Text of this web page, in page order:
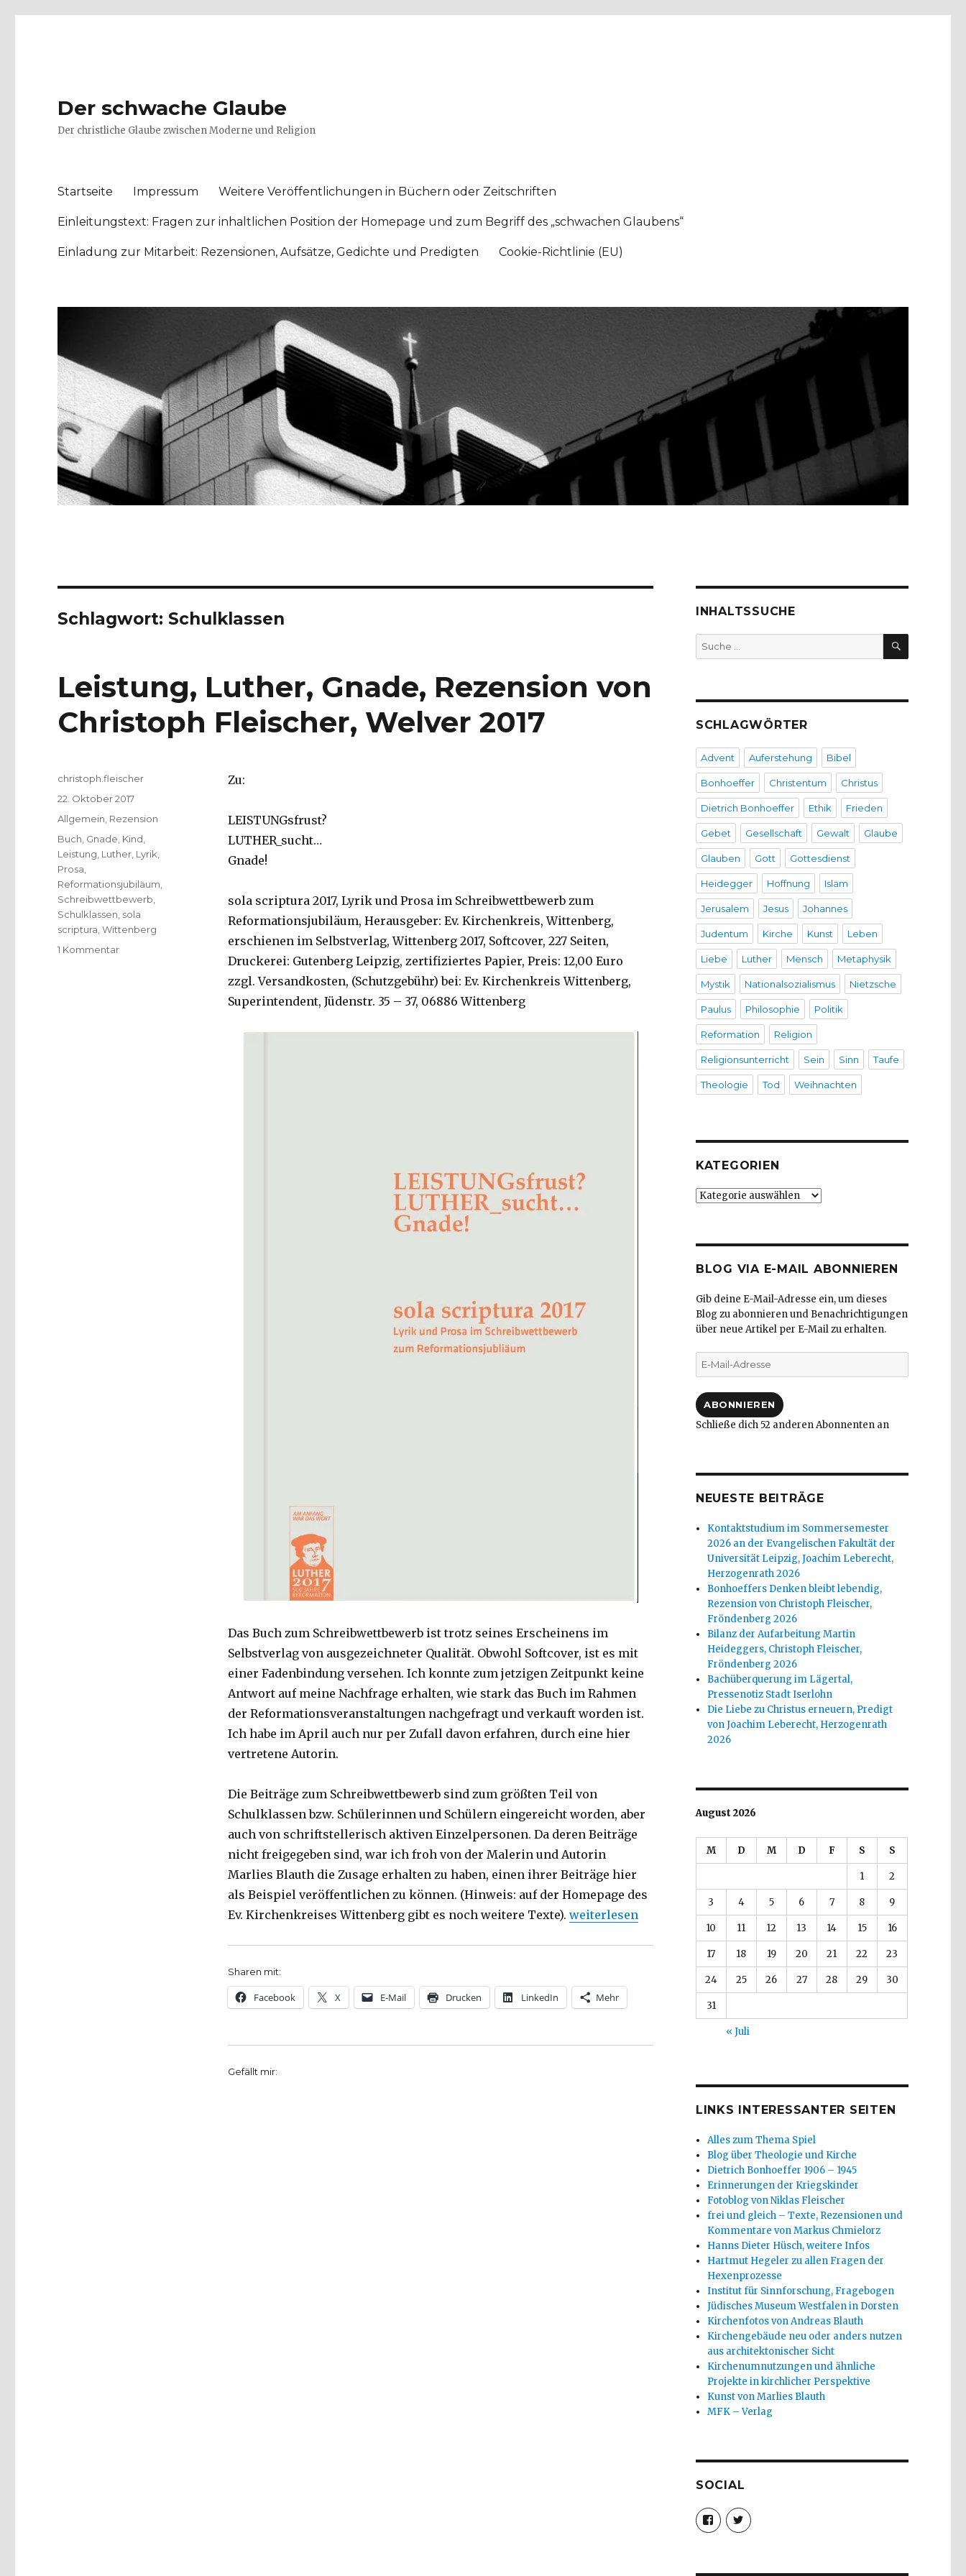
Der schwache Glaube
Der christliche Glaube zwischen Moderne und Religion
Startseite Impressum Weitere Veröffentlichungen in Büchern oder Zeitschriften
Einleitungstext: Fragen zur inhaltlichen Position der Homepage und zum Begriff des „schwachen Glaubens“
Einladung zur Mitarbeit: Rezensionen, Aufsätze, Gedichte und Predigten Cookie-Richtlinie (EU)
Schlagwort: Schulklassen
Leistung, Luther, Gnade, Rezension von
Christoph Fleischer, Welver 2017
Zu:
LEISTUNGsfrust?
LUTHER_sucht…
Gnade!
sola scriptura 2017, Lyrik und Prosa im Schreibwettbewerb zum
Reformationsjubiläum, Herausgeber: Ev. Kirchenkreis, Wittenberg,
erschienen im Selbstverlag, Wittenberg 2017, Softcover, 227 Seiten,
Druckerei: Gutenberg Leipzig, zertifiziertes Papier, Preis: 12,00 Euro
zzgl. Versandkosten, (Schutzgebühr) bei: Ev. Kirchenkreis Wittenberg,
Superintendent, Jüdenstr. 35 – 37, 06886 Wittenberg
Das Buch zum Schreibwettbewerb ist trotz seines Erscheinens im
Selbstverlag von ausgezeichneter Qualität. Obwohl Softcover, ist es mit
einer Fadenbindung versehen. Ich konnte zum jetzigen Zeitpunkt keine
Antwort auf meine Nachfrage erhalten, wie stark das Buch im Rahmen
der Reformationsveranstaltungen nachgefragt und verkauft worden ist.
Ich habe im April auch nur per Zufall davon erfahren, durch eine hier
vertretene Autorin.
Die Beiträge zum Schreibwettbewerb sind zum größten Teil von
Schulklassen bzw. Schülerinnen und Schülern eingereicht worden, aber
auch von schriftstellerisch aktiven Einzelpersonen. Da deren Beiträge
nicht freigegeben sind, war ich froh von der Malerin und Autorin
Marlies Blauth die Zusage erhalten zu haben, einen ihrer Beiträge hier
als Beispiel veröffentlichen zu können. (Hinweis: auf der Homepage des
Ev. Kirchenkreises Wittenberg gibt es noch weitere Texte). „Leistung, Luther, Gnade, Rezension von Christoph Fleischer,
weiterlesen
Sharen mit:
Facebook X E-Mail Drucken LinkedIn Mehr
Gefällt mir:
Autor
christoph.fleischer
Veröffentlicht
am
22. Oktober 2017
Kategorien
Allgemein Rezension
Schlagwörter
Buch Gnade Kind
Leistung Luther Lyrik
Prosa
Reformationsjubiläum
Schreibwettbewerb
Schulklassen sola
scriptura ,Wittenberg
1 Kommentarzu
INHALTSSUCHE
Suche
nach:
SUCHEN
SCHLAGWÖRTER
Advent Auferstehung Bibel
Bonhoeffer Christentum Christus
Dietrich Bonhoeffer Ethik Frieden
Gebet Gesellschaft Gewalt Glaube
Glauben Gott Gottesdienst
Heidegger Hoffnung Islam
Jerusalem Jesus Johannes
Judentum Kirche Kunst Leben
Liebe Luther Mensch Metaphysik
Mystik Nationalsozialismus Nietzsche
Paulus Philosophie Politik
Reformation Religion
Religionsunterricht Sein Sinn Taufe
Theologie Tod Weihnachten
KATEGORIEN
Kategorien
BLOG VIA E-MAIL ABONNIEREN
Gib deine E-Mail-Adresse ein, um dieses
Blog zu abonnieren und Benachrichtigungen
über neue Artikel per E-Mail zu erhalten.
E-
Mail-
ABONNIEREN
Schließe dich 52 anderen Abonnenten an
NEUESTE BEITRÄGE
Kontaktstudium im Sommersemester
2026 an der Evangelischen Fakultät der
Universität Leipzig, Joachim Leberecht,
Herzogenrath 2026
Bonhoeffers Denken bleibt lebendig,
Rezension von Christoph Fleischer,
Fröndenberg 2026
Bilanz der Aufarbeitung Martin
Heideggers, Christoph Fleischer,
Fröndenberg 2026
Bachüberquerung im Lägertal,
Pressenotiz Stadt Iserlohn
Die Liebe zu Christus erneuern, Predigt
von Joachim Leberecht, Herzogenrath
2026
August 2026
M D M D F S S
1 2
3 4 5 6 7 8 9
10 11 12 13 14 15 16
17 18 19 20 21 22 23
24 25 26 27 28 29 30
31
« Juli
LINKS INTERESSANTER SEITEN
Alles zum Thema Spiel
Blog über Theologie und Kirche
Dietrich Bonhoeffer 1906 – 1945
Erinnerungen der Kriegskinder
Fotoblog von Niklas Fleischer
frei und gleich – Texte, Rezensionen und
Kommentare von Markus Chmielorz
Hanns Dieter Hüsch, weitere Infos
Hartmut Hegeler zu allen Fragen der
Hexenprozesse
Institut für Sinnforschung, Fragebogen
Jüdisches Museum Westfalen in Dorsten
Kirchenfotos von Andreas Blauth
Kirchengebäude neu oder anders nutzen
aus architektonischer Sicht
Kirchenumnutzungen und ähnliche
Projekte in kirchlicher Perspektive
Kunst von Marlies Blauth
MFK – Verlag
SOCIAL
Profil
von
christoph.fleischer1
anzeigen
Profil
von
anzeigen